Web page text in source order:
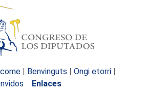
| Benvinguts | Ongi etorri |
Enlaces